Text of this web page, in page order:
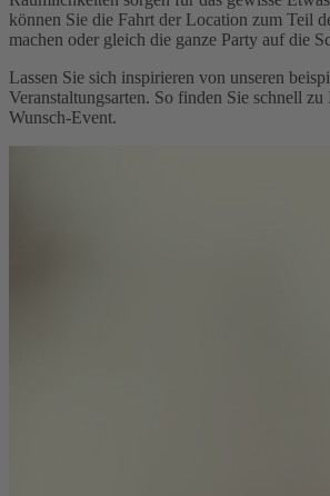
können Sie die Fahrt der Location zum Teil
machen oder gleich die ganze Party auf die
Lassen Sie sich inspirieren von unseren
Veranstaltungsarten. So finden Sie schnell
Wunsch-Event.